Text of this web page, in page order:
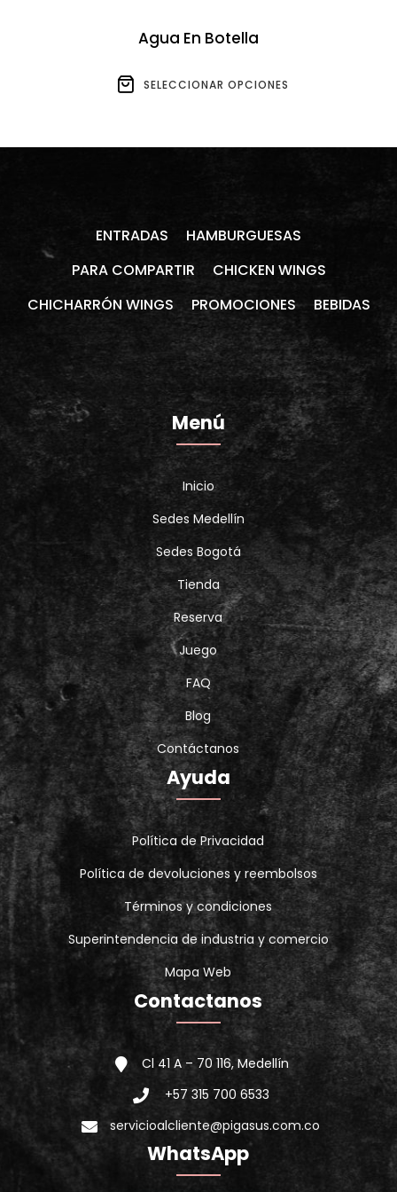
Agua En Botella
SELECCIONAR OPCIONES
ENTRADAS
HAMBURGUESAS
PARA COMPARTIR
CHICKEN WINGS
CHICHARRÓN WINGS
PROMOCIONES BEBIDAS
Menú
Inicio
Sedes Medellín
Sedes Bogotá
Tienda
Reserva
Juego
FAQ
Blog
Contáctanos
Ayuda
Política de Privacidad
Política de devoluciones y reembolsos
Términos y condiciones
Superintendencia de industria y comercio
Mapa Web
Contactanos
Cl 41 A – 70 116, Medellín
+57 315 700 6533
servicioalcliente@pigasus.com.co
WhatsApp